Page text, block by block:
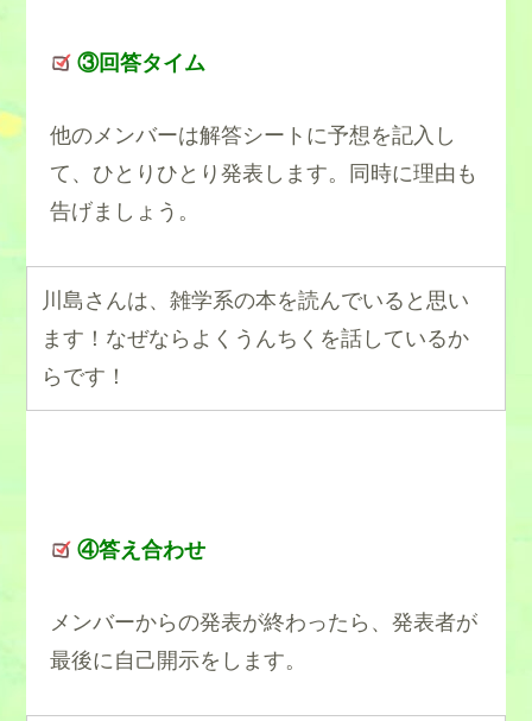
③回答タイム
他のメンバーは解答シートに予想を記入し
て、ひとりひとり発表します。同時に理由も
告げましょう。
川島さんは、雑学系の本を読んでいると思い
ます！なぜならよくうんちくを話しているか
らです！
④答え合わせ
メンバーからの発表が終わったら、発表者が
最後に自己開示をします。